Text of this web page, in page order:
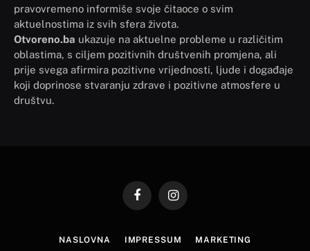
pravovremeno informiše svoje čitaoce o svim
aktuelnostima iz svih sfera života.
Otvoreno.ba ukazuje na aktuelne probleme u različitim
oblastima, s ciljem pozitivnih društvenih promjena, ali
prije svega afirmira pozitivne vrijednosti, ljude i događaje
koji doprinose stvaranju zdrave i pozitivne atmosfere u
društvu.
FacebookInstagram
NASLOVNA IMPRESSUM MARKETING